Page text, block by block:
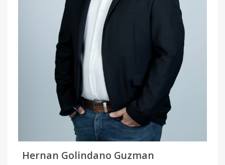
Hernan Golindano Guzman